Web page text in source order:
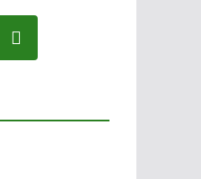
Suchen